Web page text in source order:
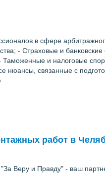
в сфере
- Страховые и
и налоговые
нюансы, связанные с
работ в
Веру и Правду" - ваш